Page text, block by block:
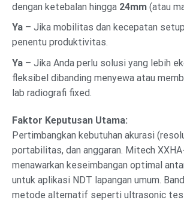
dengan ketebalan hingga 24mm (atau
Ya – Jika mobilitas dan kecepatan
penentu produktivitas.
Ya – Jika Anda perlu solusi yang lebih
fleksibel dibanding menyewa atau
lab radiografi fixed.
Faktor Keputusan Utama:
Pertimbangkan kebutuhan akurasi
portabilitas, dan anggaran. Mitech
menawarkan keseimbangan optimal
untuk aplikasi NDT lapangan umum.
metode alternatif seperti ultrasonic